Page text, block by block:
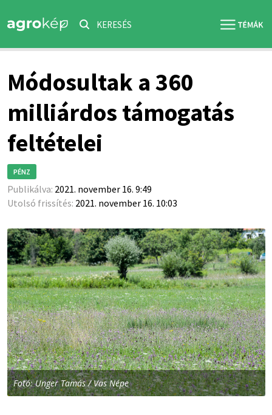
KERESÉS
Módosultak a 360
milliárdos támogatás
feltételei
PÉNZ
Publikálva: 2021. november 16. 9:49
Utolsó frissítés: 2021. november 16. 10:03
Fotó: Unger Tamás / Vas Népe